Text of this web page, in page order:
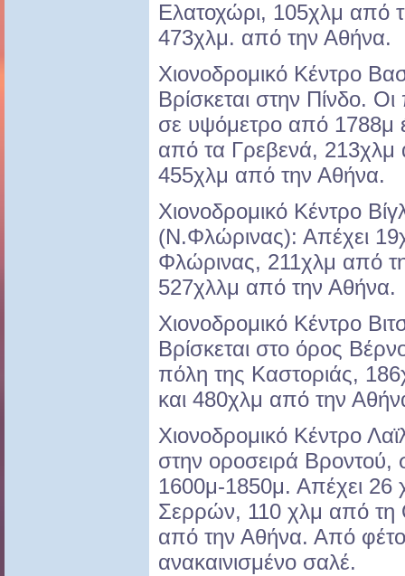
Ελατοχώρι, 105χλμ από
473χλμ. από την Αθήνα.
Χιονοδρομικό Κέντρο
Βρίσκεται στην Πίνδο.
σε υψόμετρο από 1788μ
από τα Γρεβενά, 213χλμ
455χλμ από την Αθήνα.
Χιονοδρομικό Κέντρο
(Ν.Φλώρινας): Απέχει
Φλώρινας, 211χλμ από
527χλλμ από την Αθήνα.
Χιονοδρομικό Κέντρο
Βρίσκεται στο όρος
πόλη της Καστοριάς,
και 480χλμ από την
Χιονοδρομικό Κέντρο
στην οροσειρά Βροντού,
1600μ-1850μ. Απέχει
Σερρών, 110 χλμ από τη
από την Αθήνα. Από
ανακαινισμένο σαλέ.